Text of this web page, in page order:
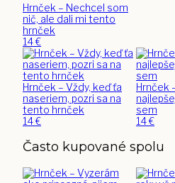
Hrnček – Nechcel som
nič, ale dali mi tento
hrnček
14€
Hrnček – Vždy, keď ťa
naseriem, pozri sa na
tento hrnček
14€
Hrnček
sem
14€
Často kupované spolu